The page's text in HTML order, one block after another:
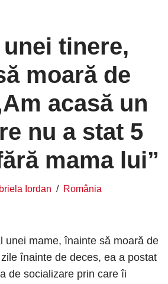
tinere,
moară de
acasă un
nu a stat 5
mama lui”
Iordan România
unei mame, înainte să moară de
înainte de deces, ea a postat
de socializare prin care îi